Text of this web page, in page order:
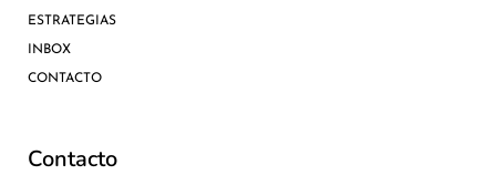
ESTRATEGIAS
INBOX
CONTACTO
Contacto